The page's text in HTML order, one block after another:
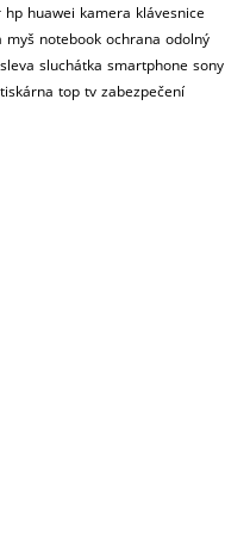
hp huawei kamera klávesnice
myš notebook ochrana odolný
sleva sluchátka smartphone sony
tiskárna top tv zabezpečení